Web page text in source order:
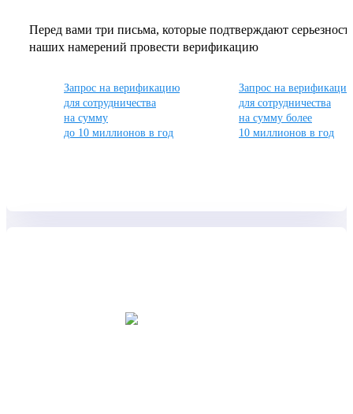
Перед вами три письма, которые подтверждают
наших намерений провести верификацию
Запрос на верификацию
для сотрудничества
на сумму
до 10 миллионов в год
Запрос на
для сотрудничества
на сумму более
10 миллионов в год